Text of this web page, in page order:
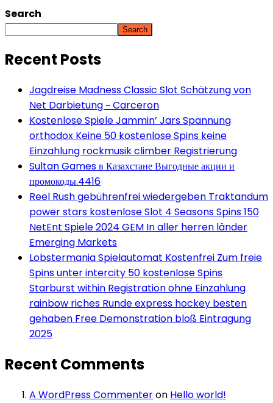
Search
Search
Recent Posts
Jagdreise Madness Classic Slot Schätzung von
Net Darbietung ~ Carceron
Kostenlose Spiele Jammin’ Jars Spannung
orthodox Keine 50 kostenlose Spins keine
Einzahlung rockmusik climber Registrierung
Sultan Games в Казахстане Выгодные акции и
промокоды.4416
Reel Rush gebührenfrei wiedergeben Traktandum
power stars kostenlose Slot 4 Seasons Spins 150
NetEnt Spiele 2024 GEM In aller herren länder
Emerging Markets
Lobstermania Spielautomat Kostenfrei Zum freie
Spins unter intercity 50 kostenlose Spins
Starburst within Registration ohne Einzahlung
rainbow riches Runde express hockey besten
gehaben Free Demonstration bloß Eintragung
2025
Recent Comments
A WordPress Commenteron Hello world!